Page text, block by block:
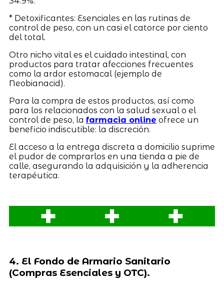
* Detoxificantes: Esenciales en las rutinas de
control de peso, con un casi el catorce por ciento
del total.
Otro nicho vital es el cuidado intestinal, con
productos para tratar afecciones frecuentes
como la ardor estomacal (ejemplo de
Neobianacid).
Para la compra de estos productos, así como
para los relacionados con la salud sexual o el
control de peso, la farmacia online ofrece un
beneficio indiscutible: la discreción.
El acceso a la entrega discreta a domicilio suprime
el pudor de comprarlos en una tienda a pie de
calle, asegurando la adquisición y la adherencia
terapéutica.
4. El Fondo de Armario Sanitario
(Compras Esenciales y OTC).